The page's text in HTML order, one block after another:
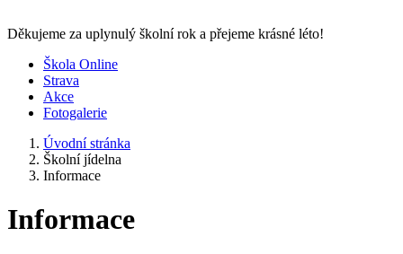
Děkujeme za uplynulý školní rok a přejeme krásné léto!
Škola Online
Strava
Akce
Fotogalerie
Úvodní stránka
Školní jídelna
Informace
Informace